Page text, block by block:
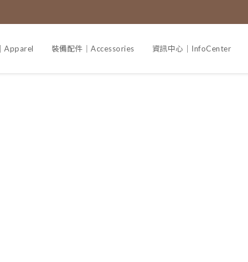
Apparel 裝備配件｜Accessories 資訊中心｜InfoCenter